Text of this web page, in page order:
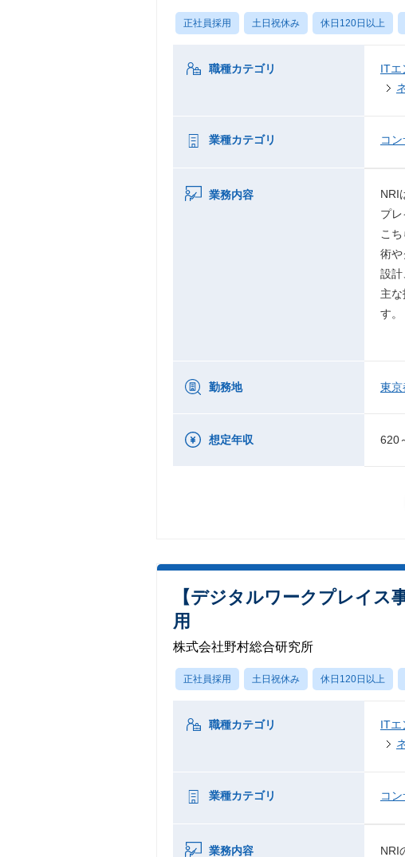
正社員採用 土日祝休み 休日120日以上
職種カテゴリ ITエ
業種カテゴリ コ
業務内容
NRI
プ
こ
術や
設計
主
す。
勤務地 東京
想定年収 620
【デジタルワークプレイス
用
株式会社野村総合研究所
正社員採用 土日祝休み 休日120日以上
職種カテゴリ ITエ
業種カテゴリ コ
業務内容
NRI